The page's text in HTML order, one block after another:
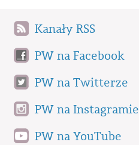
Kanały RSS
PW na Facebook
PW na Twitterze
PW na Instagramie
PW na YouTube